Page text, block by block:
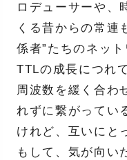
ロデューサーや、
くる昔からの常連
係者”たちのネッ
TTLの成長につれ
周波数を緩く合わ
れずに繋がってい
けれど、互いにと
もして、気が向い